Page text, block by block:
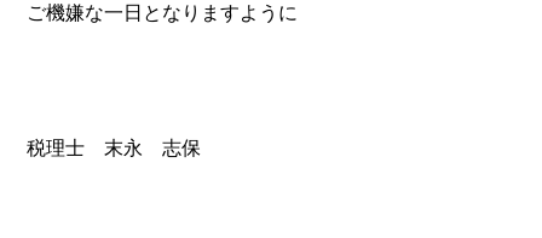
ご機嫌な一日となりますように
税理士 末永 志保